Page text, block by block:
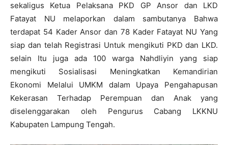
sekaligus Ketua Pelaksana PKD GP Ansor dan LKD
Fatayat NU melaporkan dalam sambutanya Bahwa
terdapat 54 Kader Ansor dan 78 Kader Fatayat NU Yang
siap dan telah Registrasi Untuk mengikuti PKD dan LKD.
selain Itu juga ada 100 warga Nahdliyin yang siap
mengikuti Sosialisasi Meningkatkan Kemandirian
Ekonomi Melalui UMKM dalam Upaya Pengahapusan
Kekerasan Terhadap Perempuan dan Anak yang
diselenggarakan oleh Pengurus Cabang LKKNU
Kabupaten Lampung Tengah.